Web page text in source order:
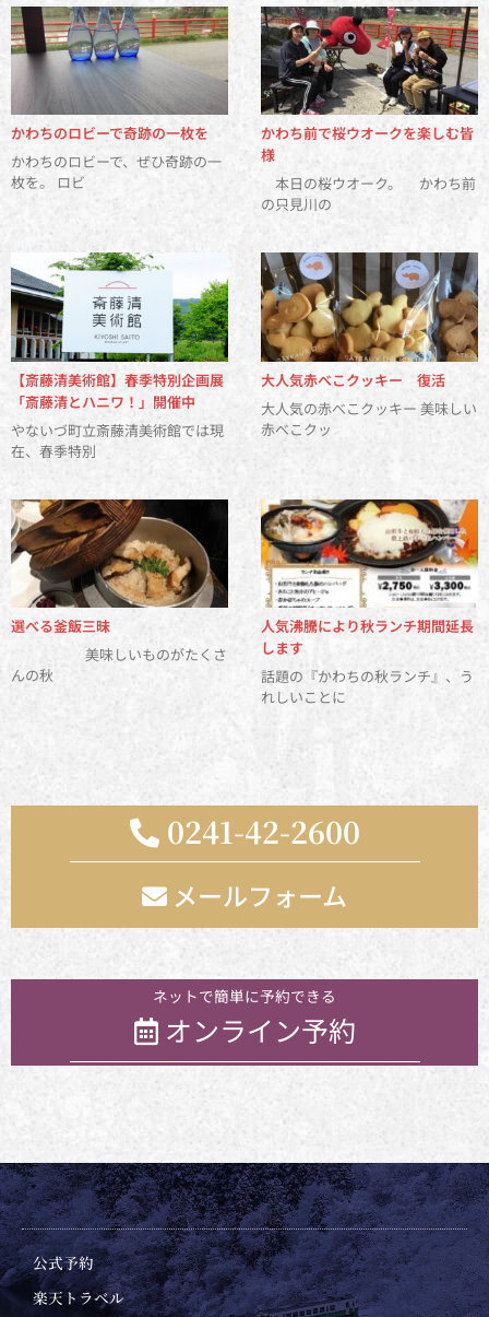
かわちのロビーで奇跡の一枚を
かわちのロビーで、ぜひ奇跡の一
枚を。 ロビ
かわち前で桜ウオークを楽しむ皆
様
本日の桜ウオーク。 かわち前
の只見川の
【斎藤清美術館】春季特別企画展
「斎藤清とハニワ！」開催中
やないづ町立斎藤清美術館では現
在、春季特別
大人気赤べこクッキー 復活
大人気の赤べこクッキー 美味しい
赤べこクッ
選べる釜飯三昧
美味しいものがたくさ
んの秋
人気沸騰により秋ランチ期間延長
します
話題の『かわちの秋ランチ』、う
れしいことに
0241-42-2600
メールフォーム
お気軽にお問い合わせください
ネットで簡単に予約できる
オンライン予約
公式予約
楽天トラベル